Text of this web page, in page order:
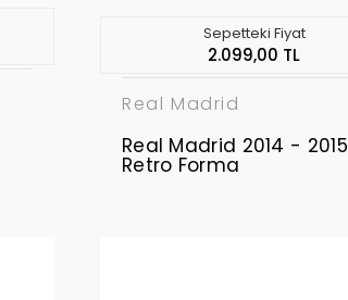
Sepetteki Fiyat
2.099,00 TL
Real Madrid
Real Madrid 2014 - 2015
Retro Forma